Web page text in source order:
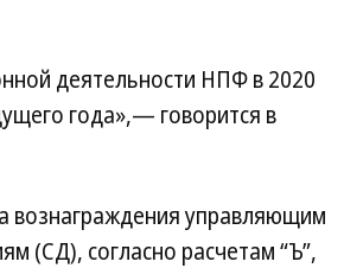
деятельности НПФ в 2020
года»,— говорится в
вознаграждения управляющим
(СД), согласно расчетам “Ъ”,